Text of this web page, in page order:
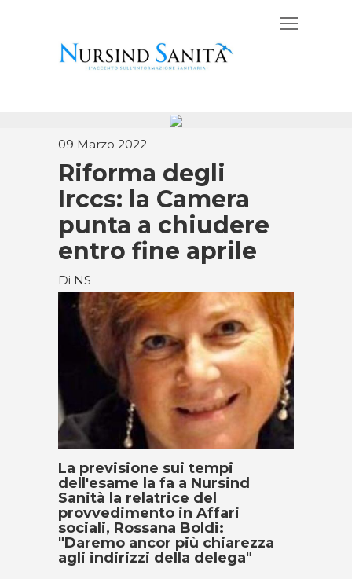
09 Marzo 2022
Riforma degli
Irccs: la Camera
punta a chiudere
entro fine aprile
Di NS
La previsione sui tempi
dell'esame la fa a Nursind
Sanità la relatrice del
provvedimento in Affari
sociali, Rossana Boldi:
"Daremo ancor più chiarezza
agli indirizzi della delega"